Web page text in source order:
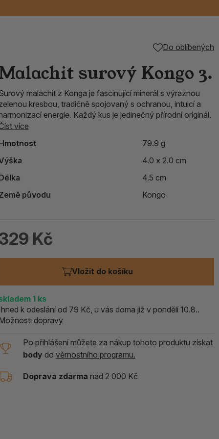
119 Kč
skladem > 5 ks
Orientální kovové
lucerny
Do oblíbených
surový Kongo 3.
malachit z Konga je fascinující minerál s výraznou
kresbou, tradičně spojovaný s ochranou, intuicí a
energie. Každý kus je jedinečný přírodní originál.
více
79.9 g
4.0 x 2.0 cm
4.5 cm
původu
Kongo
Kč
Vložit do košíku
1 ks
k odeslání od 79 Kč, u vás doma již v pondělí 10.8..
dopravy
Po přihlášení můžete za nákup tohoto produktu získat
body do věrnostního programu.
Doprava zdarma nad 2 000 Kč